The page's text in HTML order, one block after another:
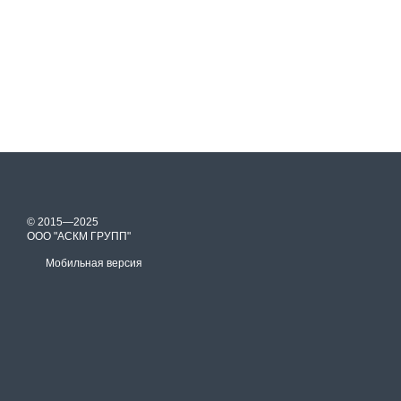
© 2015—2025
ООО "АСКМ ГРУПП"
Мобильная версия